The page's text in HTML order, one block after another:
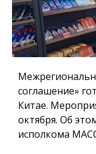
соглашение»
Китае.
октября. Об
исполкома